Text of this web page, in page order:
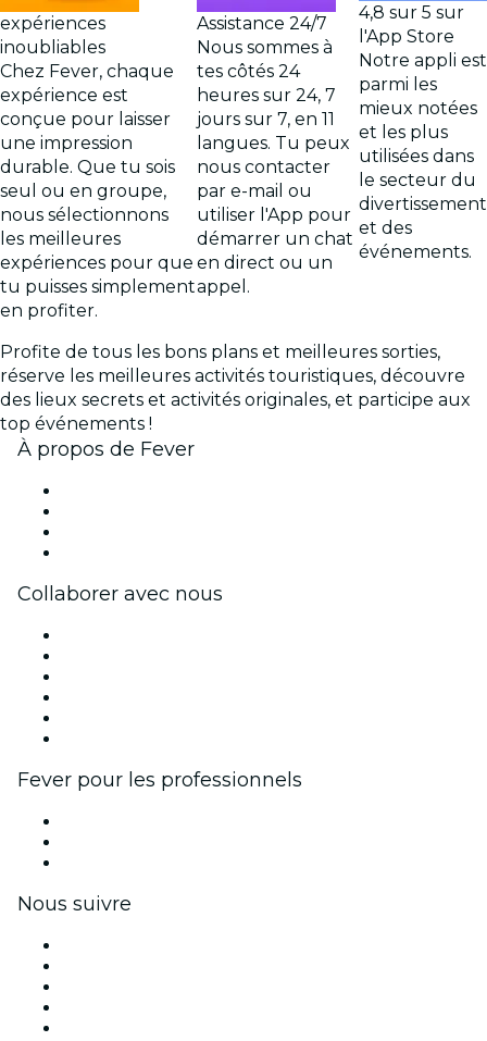
expériences
inoubliables
Chez Fever, chaque
expérience est
conçue pour laisser
une impression
durable. Que tu sois
seul ou en groupe,
nous sélectionnons
les meilleures
expériences pour que
tu puisses simplement
en profiter.
Assistance 24/7
Nous sommes à
tes côtés 24
heures sur 24, 7
jours sur 7, en 11
langues. Tu peux
nous contacter
par e-mail ou
utiliser l'App pour
démarrer un chat
en direct ou un
appel.
4,8 sur 5 sur
l'App Store
Notre appli est
parmi les
mieux notées
et les plus
utilisées dans
le secteur du
divertissement
et des
événements.
Profite de tous les bons plans et meilleures sorties,
réserve les meilleures activités touristiques, découvre
des lieux secrets et activités originales, et participe aux
top événements !
À propos de Fever
Collaborer avec nous
Fever pour les professionnels
Nous suivre